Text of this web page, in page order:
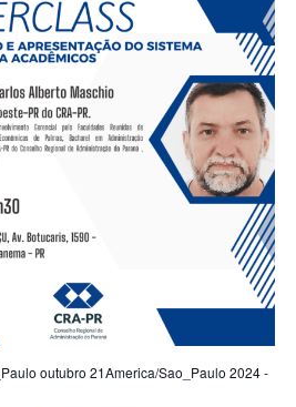
outubro 21America/Sao_Paulo 2024 -